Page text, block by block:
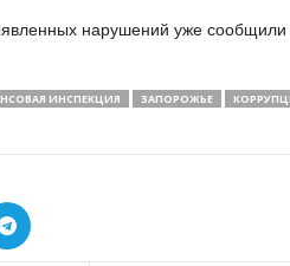
нарушений уже сообщили
ИНСПЕКЦИЯ ЗАПОРОЖЬЕ